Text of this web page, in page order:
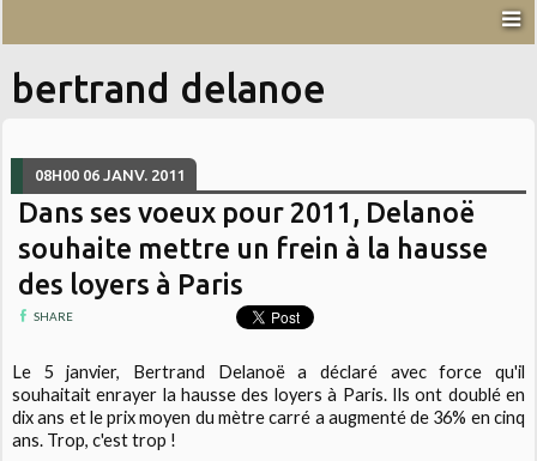
bertrand delanoe
08H00 06 JANV. 2011
Dans ses voeux pour 2011, Delanoë
souhaite mettre un frein à la hausse
des loyers à Paris
SHARE
Le 5 janvier, Bertrand Delanoë a déclaré avec force qu'il
souhaitait enrayer la hausse des loyers à Paris. Ils ont doublé en
dix ans et le prix moyen du mètre carré a augmenté de 36% en cinq
ans. Trop, c'est trop !